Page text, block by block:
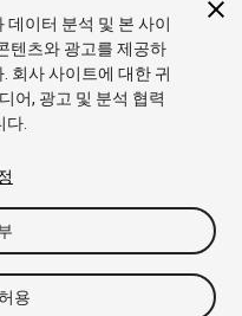
2018.4
포럼 에셋 스토어
상표 및
쿠키
내 개인정보 판매 금
데이터 분석 및 본 사이
텐츠와 광고를 제공하
회사 사이트에 대한 귀
어, 광고 및 분석 협력
다.
용